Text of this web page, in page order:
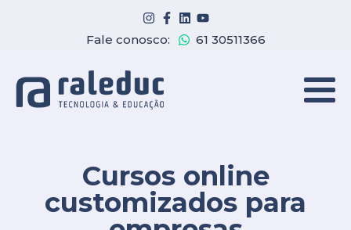
Fale conosco: 61 30511366
Cursos online
customizados para